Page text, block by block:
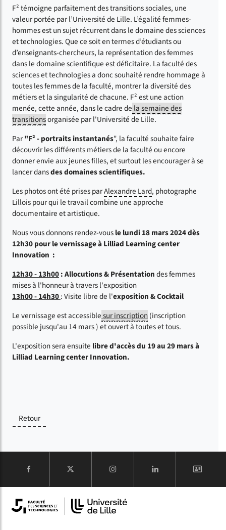
F² témoigne parfaitement des transitions sociales, une
valeur portée par l’Université de Lille. L’égalité femmes-
hommes est un sujet récurrent dans le domaine des sciences
et technologies. Que ce soit en termes d’étudiants ou
d’enseignants-chercheurs, la représentation des femmes
dans le domaine scientifique est déficitaire. La faculté des
sciences et technologies a donc souhaité rendre hommage à
toutes les femmes de la faculté, montrer la diversité des
métiers et la singularité de chacune. F² est une action
menée, cette année, dans le cadre de la semaine des
transitionsorganisée par l'Université de Lille.
Par"F² - portraits instantanés", la faculté souhaite faire
découvrir les différents métiers de la faculté ou encore
donner envie aux jeunes filles, et surtout les encourager à se
lancer dansdes domaines scientifiques.
Les photos ont été prises parAlexandre Lard, photographe
Lillois pour qui le travail combine une approche
documentaire et artistique.
Nous vous donnons rendez-vousle lundi 18 mars 2024 dès
12h30 pour le vernissage à Lilliad Learning center
Innovation :
12h30 - 13h00: Allocutions & Présentationdes femmes
mises à l'honneur à travers l'exposition
13h00 - 14h30: Visite libre de l'exposition & Cocktail
Le vernissage est accessiblesur inscription(inscription
possible jusqu'au 14 mars ) et ouvert à toutes et tous.
L'exposition sera ensuite libre d'accès du 19 au 29 mars à
Lilliad Learning center Innovation.
Retour
COMPTE